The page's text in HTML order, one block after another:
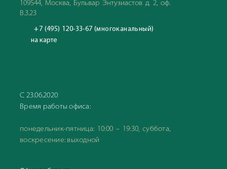
109544, Москва, Бульвар Энтузиастов д. 2, оф.
В.3.23
+7 (495) 120-33-67 (многоканальный)
на карте
С 23.06.2020
Время работы офиса:
понедельник-пятница: 10:00 – 19:30, суббота,
воскресение: выходной